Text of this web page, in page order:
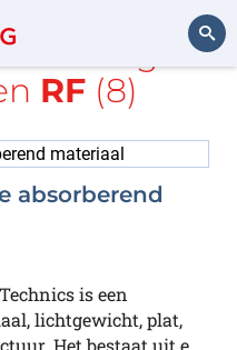
de tags
RF (8)
absorberend
is een
lichtgewicht, plat,
Het bestaat uit e...